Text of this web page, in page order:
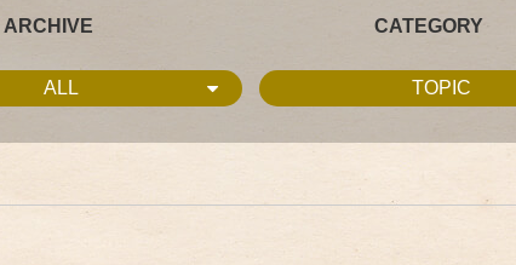
ARCHIVE
ALL
CATEGORY
TOPIC